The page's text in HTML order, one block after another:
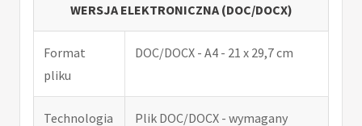
WERSJA ELEKTRONICZNA (DOC/DOCX)
Format
pliku
DOC/DOCX - A4 - 21 x 29,7 cm
Technologia
Plik DOC/DOCX - wymagany